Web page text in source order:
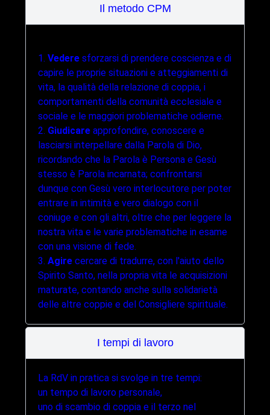
Il metodo CPM
1. Vedere sforzarsi di prendere coscienza e di
capire le proprie situazioni e atteggiamenti di
vita, la qualità della relazione di coppia, i
comportamenti della comunità ecclesiale e
sociale e le maggiori problematiche odierne.
2. Giudicare approfondire, conoscere e
lasciarsi interpellare dalla Parola di Dio,
ricordando che la Parola è Persona e Gesù
stesso è Parola incarnata; confrontarsi
dunque con Gesù vero interlocutore per poter
entrare in intimità e vero dialogo con il
coniuge e con gli altri, oltre che per leggere la
nostra vita e le varie problematiche in esame
con una visione di fede.
3. Agire cercare di tradurre, con l'aiuto dello
Spirito Santo, nella propria vita le acquisizioni
maturate, contando anche sulla solidarietà
delle altre coppie e del Consigliere spirituale.
I tempi di lavoro
La RdV in pratica si svolge in tre tempi:
un tempo di lavoro personale,
uno di scambio di coppia e il terzo nel